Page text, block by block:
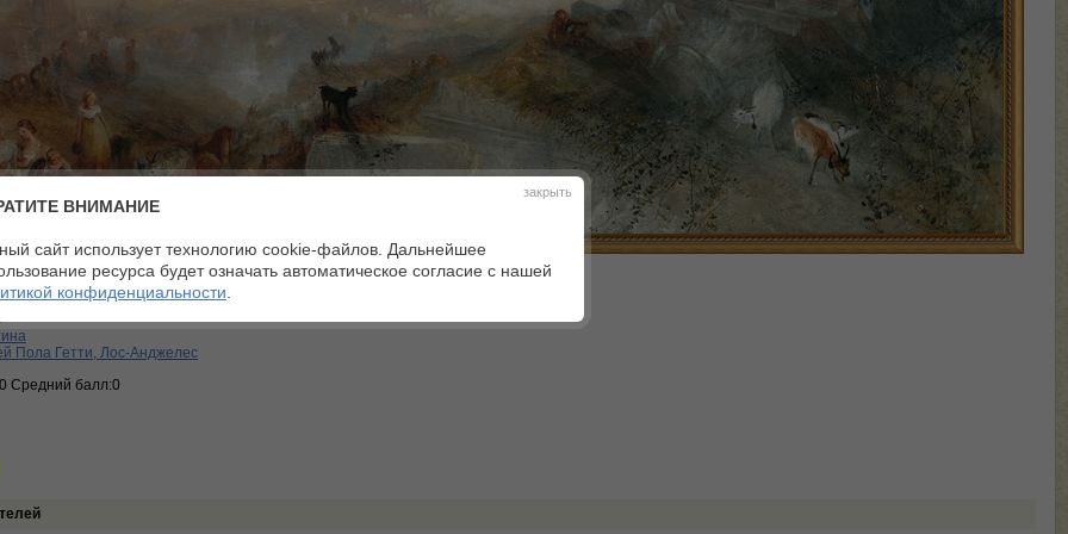
пейзаж
Пола Гетти, Лос-Анджелес
Средний балл:0
Размеры:
закрыть
ВНИМАНИЕ
сайт использует технологию cookie-файлов. Дальнейшее
ресурса будет означать автоматическое согласие с нашей
конфиденциальности